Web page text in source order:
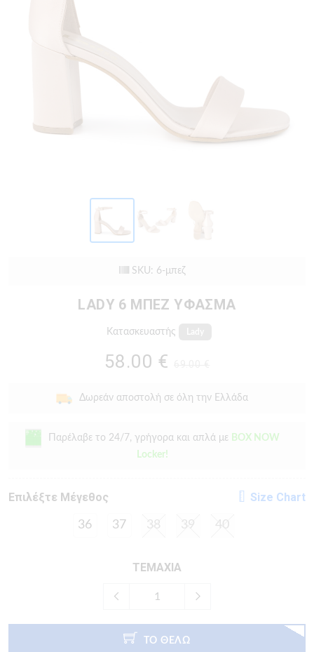
SKU: 6-μπεζ
LADY 6 ΜΠΕΖ ΥΦΑΣΜΑ
Κατασκευαστής
58.00 €
Δωρεάν αποστολή σε όλη την Ελλάδα
Παρέλαβε το 24/7, γρήγορα και απλά με BOX NOW
Locker!
Eπιλέξτε Μέγεθος Size Chart
36 37 38 39 40
ΤΕΜΑΧΙΑ
ΤΟ ΘΕΛΩ